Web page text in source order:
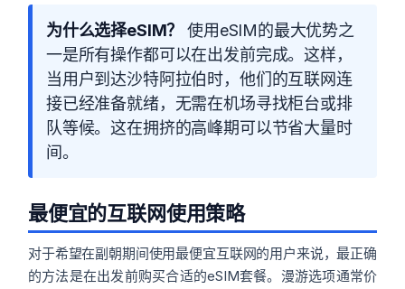
为什么选择eSIM？
使用eSIM的最大优势之
一是所有操作都可以在出发前完成。这样，
当用户到达沙特阿拉伯时，他们的互联网连
接已经准备就绪，无需在机场寻找柜台或排
队等候。这在拥挤的高峰期可以节省大量时
间。
最便宜的互联网使用策略
对于希望在副朝期间使用最便宜互联网的用户来说，最正确
的方法是在出发前购买合适的eSIM套餐。漫游选项通常价